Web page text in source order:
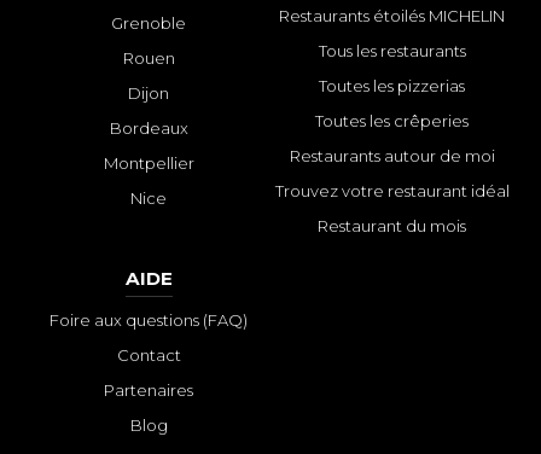
Grenoble
Rouen
Dijon
Bordeaux
Montpellier
Nice
Restaurants étoilés MICHELIN
Tous les restaurants
Toutes les pizzerias
Toutes les crêperies
Restaurants autour de moi
Trouvez votre restaurant idéal
Restaurant du mois
AIDE
Foire aux questions (FAQ)
Contact
Partenaires
Blog